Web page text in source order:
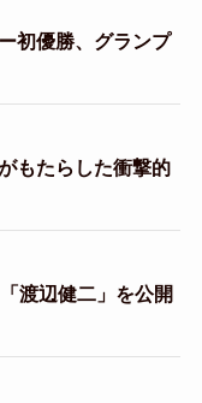
初優勝、グランプ
もたらした衝撃的
渡辺健二」を公開